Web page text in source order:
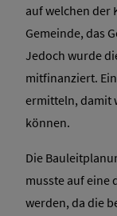
auf welchen der
Gemeinde, das
Jedoch wurde
mitfinanziert.
ermitteln, damit
können.
Die
musste auf eine
werden, da die